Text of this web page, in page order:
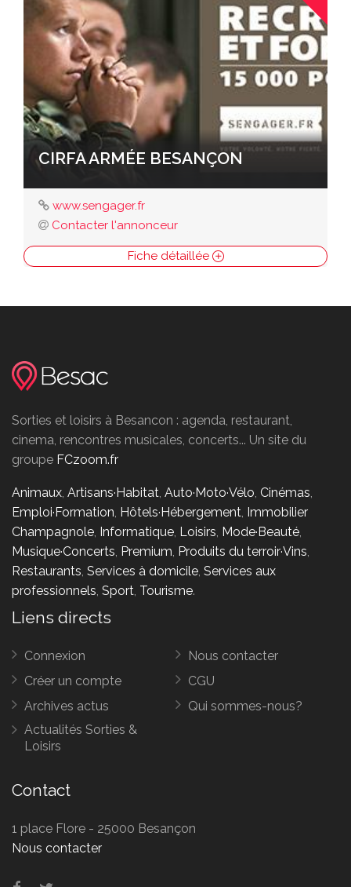
CIRFA ARMÉE BESANÇON
www.sengager.fr
Contacter l'annonceur
Fiche détaillée
Sorties et loisirs à Besancon : agenda, restaurant,
cinema, rencontres musicales, concerts... Un site du
groupe FCzoom.fr
Animaux, Artisans·Habitat, Auto·Moto·Vélo, Cinémas,
Emploi·Formation, Hôtels·Hébergement, Immobilier
Champagnole, Informatique, Loisirs, Mode·Beauté,
Musique·Concerts, Premium, Produits du terroir·Vins,
Restaurants, Services à domicile, Services aux
professionnels, Sport, Tourisme.
Liens directs
Connexion
Créer un compte
Archives actus
Actualités Sorties &
Loisirs
Nous contacter
CGU
Qui sommes-nous?
Contact
1 place Flore - 25000 Besançon
Nous contacter